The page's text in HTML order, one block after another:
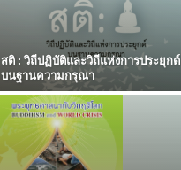
สติ : วิถีปฏิบัติและวิถีแห่งการประยุกต์
บนฐานความกรุณา